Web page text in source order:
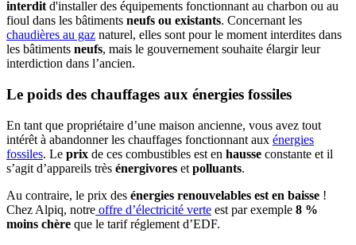
interdit d'installer des équipements fonctionnant au charbon ou au
fioul dans les bâtiments neufs ou existants. Concernant les
chaudières au gaz naturel, elles sont pour le moment interdites dans
les bâtiments neufs, mais le gouvernement souhaite élargir leur
interdiction dans l’ancien.
Le poids des chauffages aux énergies fossiles
En tant que propriétaire d’une maison ancienne, vous avez tout
intérêt à abandonner les chauffages fonctionnant aux énergies
fossiles. Le prix de ces combustibles est en hausse constante et il
s’agit d’appareils très énergivores et polluants.
Au contraire, le prix des énergies renouvelables est en baisse !
Chez Alpiq, notre offre d’électricité verte est par exemple 8 %
moins chère que le tarif réglement d’EDF.